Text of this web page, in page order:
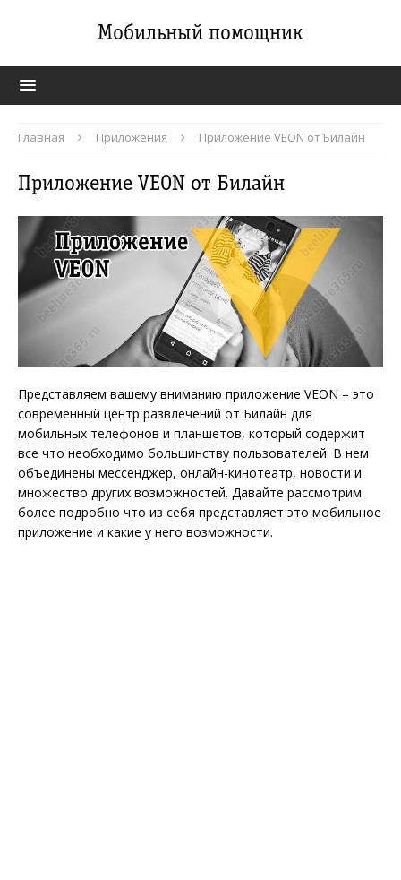
Мобильный помощник
Главная Приложения Приложение VEON от Билайн
Приложение VEON от Билайн
Представляем вашему вниманию приложение VEON – это
современный центр развлечений от Билайн для
мобильных телефонов и планшетов, который содержит
все что необходимо большинству пользователей. В нем
объединены мессенджер, онлайн-кинотеатр, новости и
множество других возможностей. Давайте рассмотрим
более подробно что из себя представляет это мобильное
приложение и какие у него возможности.